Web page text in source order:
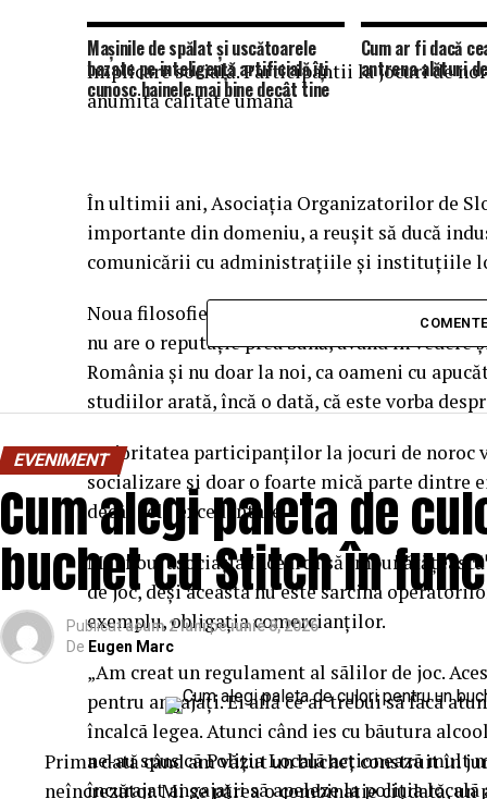
Implicare socială. Participantii la jocuri de
anumită calitate umană
În ultimii ani, Asociaţia Organizatorilor de
importante din domeniu, a reuşit să ducă
comunicării cu administraţiile şi instituţiile
Noua filosofie se centrează pe
nu are o reputaţie prea bună, având în
România şi nu doar la noi, ca oameni cu
studiilor arată, încă o dată, că este vorba
Majoritatea participanţilor la jocuri de noroc
socializare şi doar o foarte mică parte dintre
decât cele excedentare.
Mai nou, asociaţia încearcă să
de joc, deşi aceasta nu este sarcina
exemplu, obligaţia comercianţilor.
„Am creat un regulament al sãlilor de joc.
pentru angajaţi. Ei află ce ar trebui sã facã
încalcã legea. Atunci când ies cu bãutura
ne-au spus cã Poliţia Localã acţioneazã
încurajat angajaţii sã apeleze la poliţia
Mașinile de spălat și uscătoarele
bazate pe inteligență artificială îți
cunosc hainele mai bine decât tine
Cum ar fi dacă
antrena alături
EVENIMENT
Cum alegi paleta de
buchet cu Stitch în
Publicatacum 2 lunipeiunie 8, 2026
De Eugen Marc
Prima dată când am văzut un buchet construit în
neîncrezător. Mi se părea o combinație ciudată,